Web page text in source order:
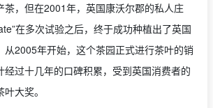
茶，但在2001年，英国康沃尔郡的私人庄
在多次试验之后，终于成功种植出了英国
从2005年开始，这个茶园正式进行茶叶的销
经过十几年的口碑积累，受到英国消费者的
大奖。